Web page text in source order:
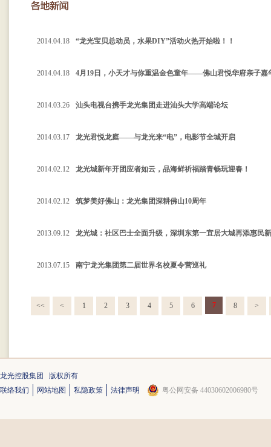
2014.04.18 “龙光宝贝总动员，水果DIY”活动火热开始啦！！
2014.04.18 4月19日，小天才与你重温金色童年——佛山君悦华府亲子嘉
2014.03.26 汕头电视台携手龙光集团走进汕头大学高端论坛
2014.03.17 龙光君悦龙庭——与龙光来“电”，电影节全城开启
2014.02.12 龙光城新年开团应者如云，品海鲜祈福踏青畅玩迎春！
2014.02.12 筑梦美好佛山：龙光集团深耕佛山10周年
2013.09.12 龙光城：社区巴士全面升级，深圳东第一宜居大城再添惠民
2013.07.15 南宁龙光集团第二届世界名校夏令营巡礼
<< < 1 2 3 4 5 6 7 8 >
龙光控股集团 版权所有
联络我们
网站地图 私隐政策 法律声明 粤公网安备 44030602006980号